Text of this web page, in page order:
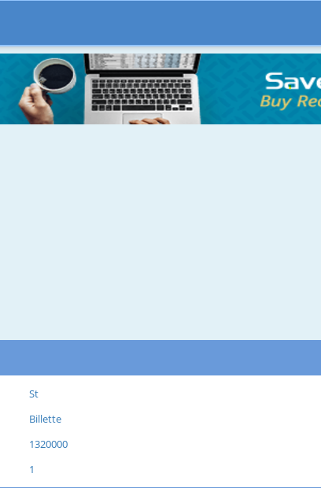
St
Billette
1320000
1